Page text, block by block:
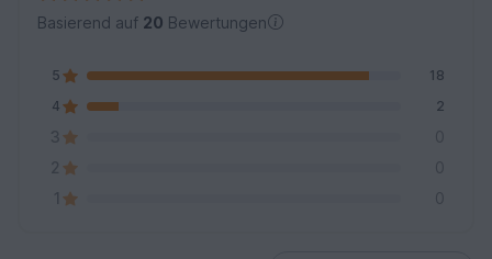
Basierend auf 20 Bewertungen
5
18
4
2
3
0
2
0
1
0